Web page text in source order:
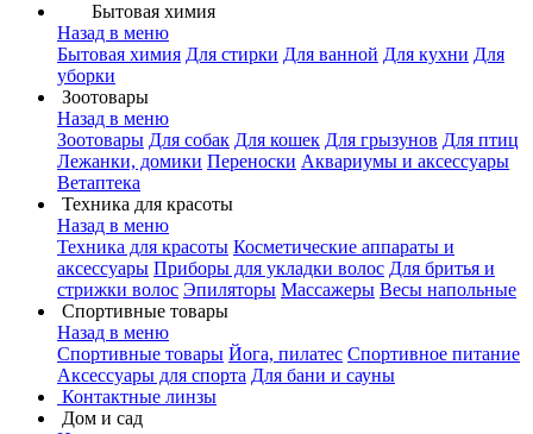
Бытовая химия
Назад в меню
Бытовая химия Для стирки Для ванной Для кухни Для
уборки
Зоотовары
Назад в меню
Зоотовары Для собак Для кошек Для грызунов Для птиц
Лежанки, домики Переноски Аквариумы и аксессуары
Ветаптека
Техника для красоты
Назад в меню
Техника для красоты Косметические аппараты и
аксессуары Приборы для укладки волос Для бритья и
стрижки волос Эпиляторы Массажеры Весы напольные
Спортивные товары
Назад в меню
Спортивные товары Йога, пилатес Спортивное питание
Аксессуары для спорта Для бани и сауны
Контактные линзы
Дом и сад